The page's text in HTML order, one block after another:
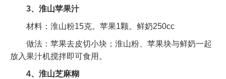
3、淮山苹果汁
材料：淮山粉15克。苹果1颗。鲜奶250cc
做法：苹果去皮切小块；淮山粉、苹果块与鲜奶一起
放入果汁机搅拌即可食用。
4、淮山芝麻糊